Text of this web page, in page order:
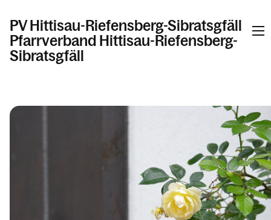
PV Hittisau-Riefensberg-Sibratsgfäll
Pfarrverband Hittisau-Riefensberg-
Sibratsgfäll